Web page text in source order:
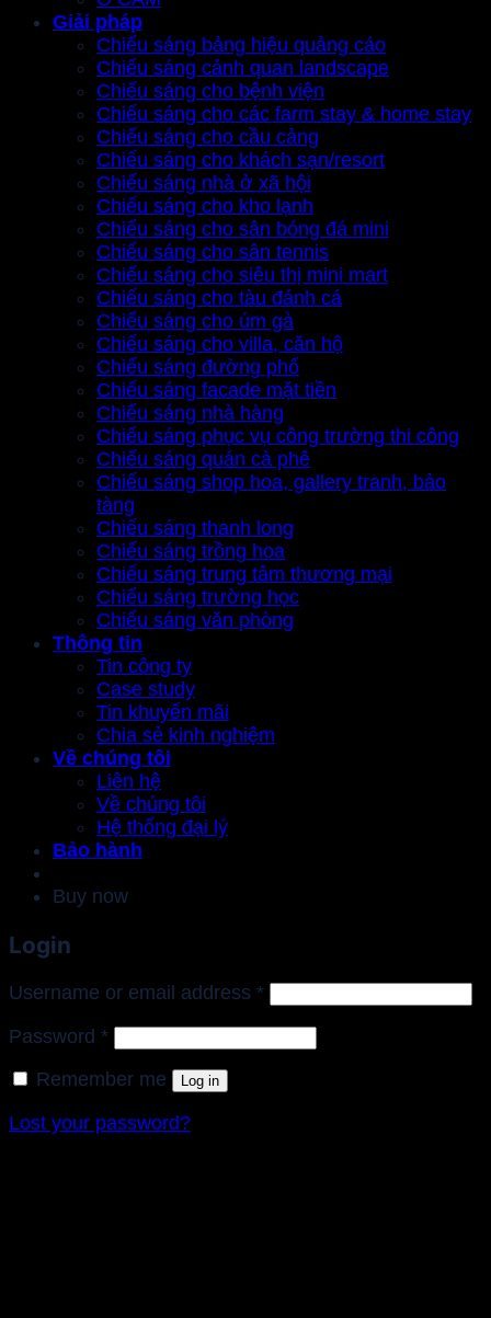
Giải pháp
Chiếu sáng bảng hiệu quảng cáo
Chiếu sáng cảnh quan landscape
Chiếu sáng cho bệnh viện
Chiếu sáng cho các farm stay & home stay
Chiếu sáng cho cầu cảng
Chiếu sáng cho khách sạn/resort
Chiếu sáng nhà ở xã hội
Chiếu sáng cho kho lạnh
Chiếu sáng cho sân bóng đá mini
Chiếu sáng cho sân tennis
Chiếu sáng cho siêu thị mini mart
Chiếu sáng cho tàu đánh cá
Chiếu sáng cho úm gà
Chiếu sáng cho villa, căn hộ
Chiếu sáng đường phố
Chiếu sáng facade mặt tiền
Chiếu sáng nhà hàng
Chiếu sáng phục vụ công trường thi công
Chiếu sáng quán cà phê
Chiếu sáng shop hoa, gallery tranh, bảo
tàng
Chiếu sáng thanh long
Chiếu sáng trồng hoa
Chiếu sáng trung tâm thương mại
Chiếu sáng trường học
Chiếu sáng văn phòng
Thông tin
Tin công ty
Case study
Tin khuyến mãi
Chia sẻ kinh nghiệm
Về chúng tôi
Liên hệ
Về chúng tôi
Hệ thống đại lý
Bảo hành
Buy now
Login
Username or email address *Required
Password *Required
Remember me Log in
Lost your password?